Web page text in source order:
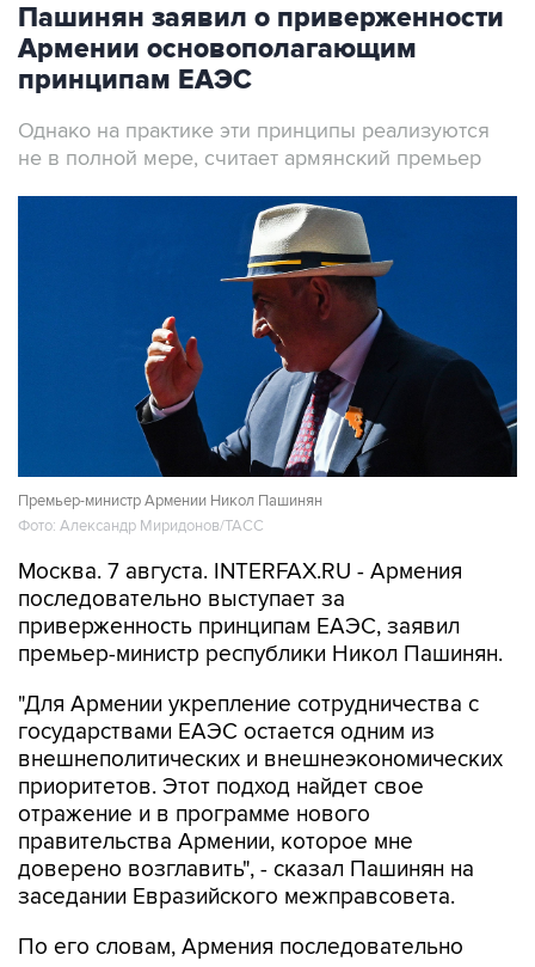
Пашинян заявил о приверженности
Армении основополагающим
принципам ЕАЭС
Однако на практике эти принципы реализуются
не в полной мере, считает армянский премьер
Премьер-министр Армении Никол Пашинян
Фото: Александр Миридонов/ТАСС
Москва. 7 августа. INTERFAX.RU - Армения
последовательно выступает за
приверженность принципам ЕАЭС, заявил
премьер-министр республики Никол Пашинян.
"Для Армении укрепление сотрудничества с
государствами ЕАЭС остается одним из
внешнеполитических и внешнеэкономических
приоритетов. Этот подход найдет свое
отражение и в программе нового
правительства Армении, которое мне
доверено возглавить", - сказал Пашинян на
заседании Евразийского межправсовета.
По его словам, Армения последовательно